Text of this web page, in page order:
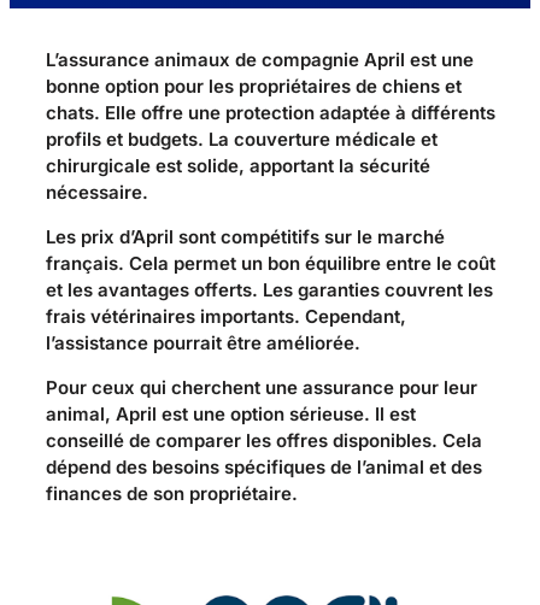
L’assurance animaux de compagnie April est une
bonne option pour les propriétaires de chiens et
chats. Elle offre une protection adaptée à différents
profils et budgets. La couverture médicale et
chirurgicale est solide, apportant la sécurité
nécessaire.
Les prix d’April sont compétitifs sur le marché
français. Cela permet un bon équilibre entre le coût
et les avantages offerts. Les garanties couvrent les
frais vétérinaires importants. Cependant,
l’assistance pourrait être améliorée.
Pour ceux qui cherchent une assurance pour leur
animal, April est une option sérieuse. Il est
conseillé de comparer les offres disponibles. Cela
dépend des besoins spécifiques de l’animal et des
finances de son propriétaire.